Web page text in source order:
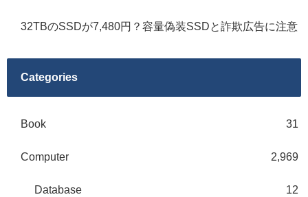
32TBのSSDが7,480円？容量偽装SSDと詐欺広告に注意
Categories
Book 31
Computer 2,969
Database 12